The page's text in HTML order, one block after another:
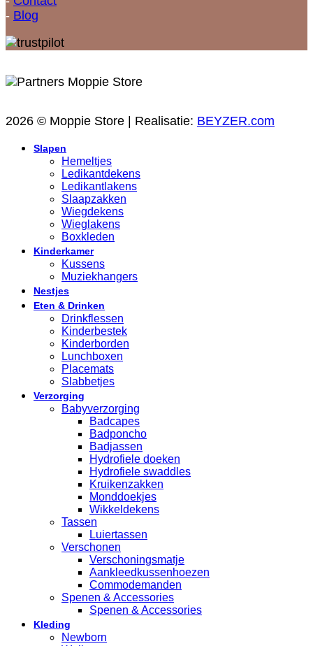
- Blog
2026 © Moppie Store | Realisatie: BEYZER.com
Slapen
Hemeltjes
Ledikantdekens
Ledikantlakens
Slaapzakken
Wiegdekens
Wieglakens
Boxkleden
Kinderkamer
Kussens
Muziekhangers
Nestjes
Eten & Drinken
Drinkflessen
Kinderbestek
Kinderborden
Lunchboxen
Placemats
Slabbetjes
Verzorging
Babyverzorging
Badcapes
Badponcho
Badjassen
Hydrofiele doeken
Hydrofiele swaddles
Kruikenzakken
Monddoekjes
Wikkeldekens
Tassen
Luiertassen
Verschonen
Verschoningsmatje
Aankleedkussenhoezen
Commodemanden
Spenen & Accessories
Spenen & Accessories
Kleding
Newborn